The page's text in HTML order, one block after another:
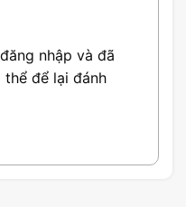
nhập và đã
thể để lại đánh